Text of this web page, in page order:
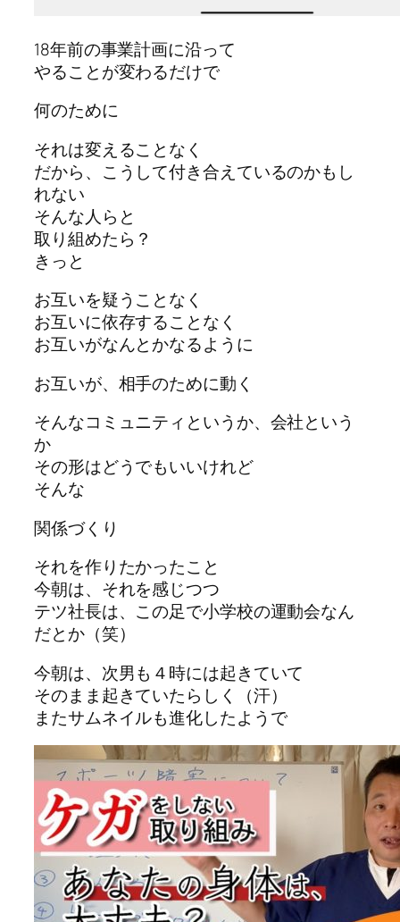
18年前の事業計画に沿って
やることが変わるだけで
何のために
それは変えることなく
だから、こうして付き合えているのかもし
れない
そんな人らと
取り組めたら？
きっと
お互いを疑うことなく
お互いに依存することなく
お互いがなんとかなるように
お互いが、相手のために動く
そんなコミュニティというか、会社という
か
その形はどうでもいいけれど
そんな
関係づくり
それを作りたかったこと
今朝は、それを感じつつ
テツ社長は、この足で小学校の運動会なん
だとか（笑）
今朝は、次男も４時には起きていて
そのまま起きていたらしく（汗）
またサムネイルも進化したようで